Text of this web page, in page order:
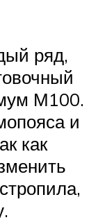
ряд,
М100.
и
как